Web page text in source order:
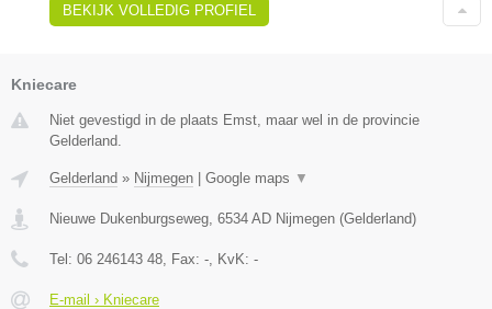
BEKIJK VOLLEDIG PROFIEL
Kniecare
Niet gevestigd in de plaats Emst, maar wel in de provincie
Gelderland.
Gelderland » Nijmegen Google maps ▼
Nieuwe Dukenburgseweg 6534 AD Nijmegen (Gelderland)
Tel: 06 246143 48 , Fax: - , KvK: -
E-mail › Kniecare